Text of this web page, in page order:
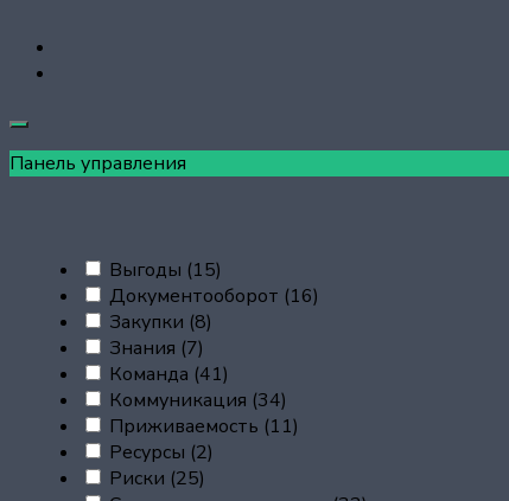
Панель управления
Выгоды (15)
Документооборот (16)
Закупки (8)
Знания (7)
Команда (41)
Коммуникация (34)
Приживаемость (11)
Ресурсы (2)
Риски (25)